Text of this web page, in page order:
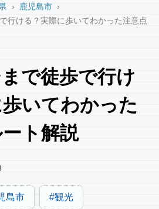
鹿児島市
行ける？実際に歩いてわかった注意点
で徒歩で行け
いてわかった
ト解説
島市 観光